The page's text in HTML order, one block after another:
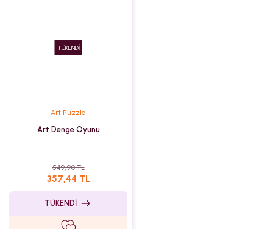
TÜKENDİ
Art Puzzle
Art Denge Oyunu
549,90 TL
357,44 TL
TÜKENDİ